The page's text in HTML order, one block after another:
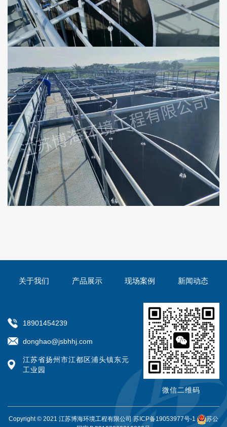
关于我们 产品展示 现场案例 新闻动态
18901454239
donghao@jsbhhj.com
江苏省扬州市江都区浦头镇东元
工业园
微信二维码
Copyright © 2021 江苏博海环境工程有限公司苏ICP备19053977号-1
苏公